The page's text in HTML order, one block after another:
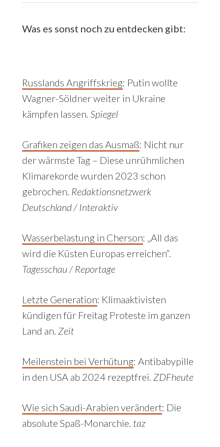
Was es sonst noch zu entdecken gibt:
Russlands Angriffskrieg: Putin wollte
Wagner-Söldner weiter in Ukraine
kämpfen lassen. Spiegel
Grafiken zeigen das Ausmaß: Nicht nur
der wärmste Tag – Diese unrühmlichen
Klimarekorde wurden 2023 schon
gebrochen. Redaktionsnetzwerk
Deutschland / Interaktiv
Wasserbelastung in Cherson: „All das
wird die Küsten Europas erreichen“.
Tagesschau / Reportage
Letzte Generation: Klimaaktivisten
kündigen für Freitag Proteste im ganzen
Land an. Zeit
Meilenstein bei Verhütung: Antibabypille
in den USA ab 2024 rezeptfrei. ZDFheute
Wie sich Saudi-Arabien verändert: Die
absolute Spaß-Monarchie. taz